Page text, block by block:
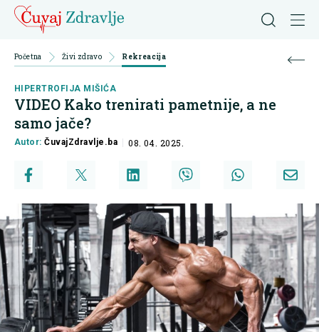
Početna Živi zdravo Rekreacija
HIPERTROFIJA MIŠIĆA
VIDEO Kako trenirati pametnije, a ne
samo jače?
Autor:ČuvajZdravlje.ba 08. 04. 2025.